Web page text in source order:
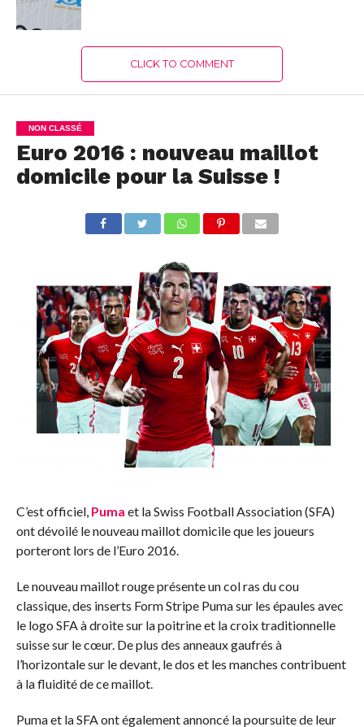
CLICK TO COMMENT
NON CLASSÉ
Euro 2016 : nouveau maillot
domicile pour la Suisse !
C’est officiel, Puma et la Swiss Football Association (SFA)
ont dévoilé le nouveau maillot domicile que les joueurs
porteront lors de l’Euro 2016.
Le nouveau maillot rouge présente un col ras du cou
classique, des inserts Form Stripe Puma sur les épaules avec
le logo SFA à droite sur la poitrine et la croix traditionnelle
suisse sur le cœur. De plus des anneaux gaufrés à
l’horizontale sur le devant, le dos et les manches contribuent
à la fluidité de ce maillot.
Puma et la SFA ont également annoncé la poursuite de leur